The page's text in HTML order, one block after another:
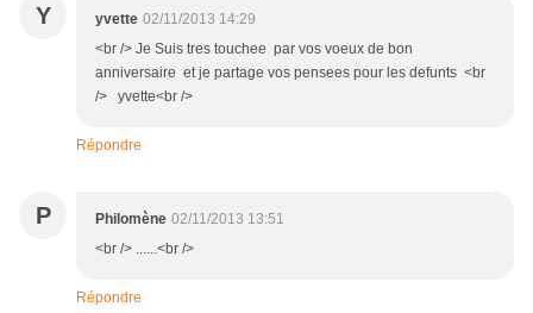
Y yvette 02/11/2013 14:29
<br /> Je Suis tres touchee par vos voeux de bon
anniversaire et je partage vos pensees pour les defunts <br
/> yvette<br />
Répondre
P Philomène 02/11/2013 13:51
<br /> ......<br />
Répondre